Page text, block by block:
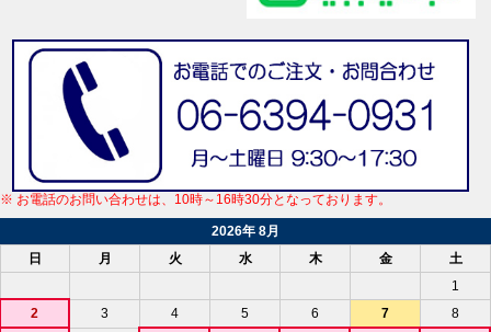
※ お電話のお問い合わせは、10時～16時30分となっております。
2026年 8月
日
月 火 水 木 金
土
1
2
3 4 5 6 7
8